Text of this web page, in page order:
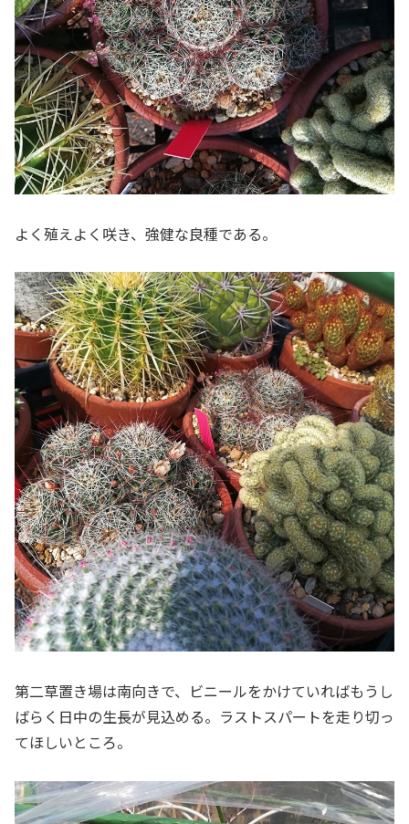
よく殖えよく咲き、強健な良種である。
第二草置き場は南向きで、ビニールをかけていればもうし
ばらく日中の生長が見込める。ラストスパートを走り切っ
てほしいところ。